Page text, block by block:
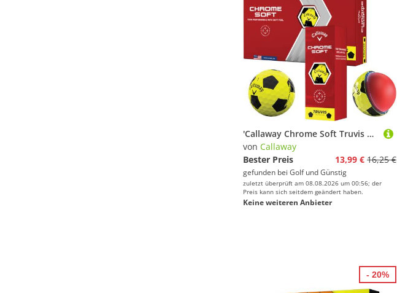
'Callaway Chrome Soft Truvis Golfball 3er gelb/schwarz'
von Callaway
Bester Preis
13,99 € 16,25 €
gefunden bei Golf und Günstig
zuletzt überprüft am 08.08.2026 um 00:56; der
Preis kann sich seitdem geändert haben.
Keine weiteren Anbieter
- 20%